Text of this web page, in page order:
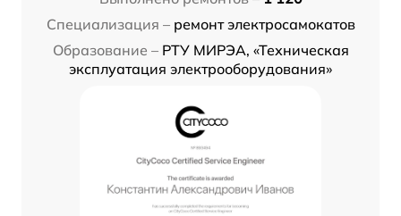
Специализация – ремонт электросамокатов
Образование – РТУ МИРЭА, «Техническая
эксплуатация электрооборудования»